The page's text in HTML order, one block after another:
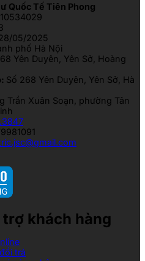
Quốc Tế Tiên Phong
05/2025
phố Hà Nội
Yên Duyên, Yên Sở, Hoàng
Số 268 Yên Duyên, Yên Sở, Hà
Trần Xuân Soạn, phường Tân
khách hàng
trả